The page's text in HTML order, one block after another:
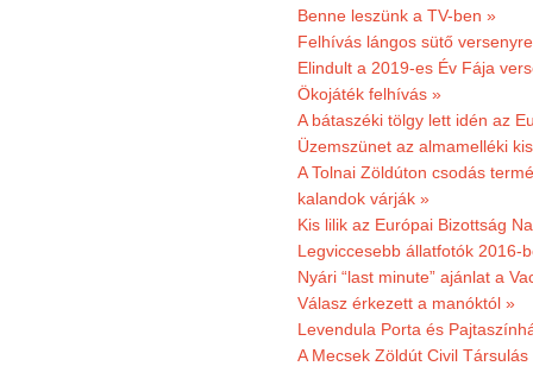
Benne leszünk a TV-ben »
Felhívás lángos sütő
Elindult a 2019-es Év Fája
Ökojáték felhívás »
A bátaszéki tölgy lett idén az
Üzemszünet az almamelléki
A Tolnai Zöldúton csodás
kalandok várják »
Kis lilik az Európai Bizottság
Legviccesebb állatfotók 2016-
Nyári “last minute” ajánlat a
Válasz érkezett a manóktól »
Levendula Porta és
A Mecsek Zöldút Civil